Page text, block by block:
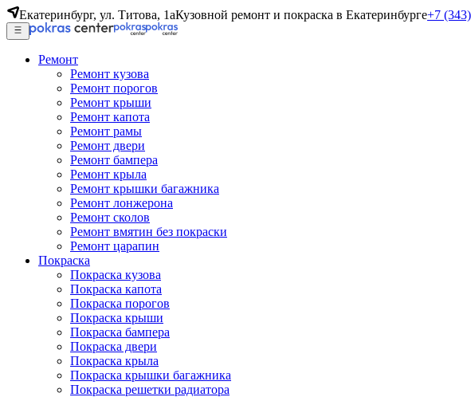
Екатеринбург, ул. Титова, 1аКузовной ремонт и покраска в Екатеринбурге+7
Ремонт
Ремонт кузова
Ремонт порогов
Ремонт крыши
Ремонт капота
Ремонт рамы
Ремонт двери
Ремонт бампера
Ремонт крыла
Ремонт крышки багажника
Ремонт лонжерона
Ремонт сколов
Ремонт вмятин без покраски
Ремонт царапин
Покраска
Покраска кузова
Покраска капота
Покраска порогов
Покраска крыши
Покраска бампера
Покраска двери
Покраска крыла
Покраска крышки багажника
Покраска решетки радиатора